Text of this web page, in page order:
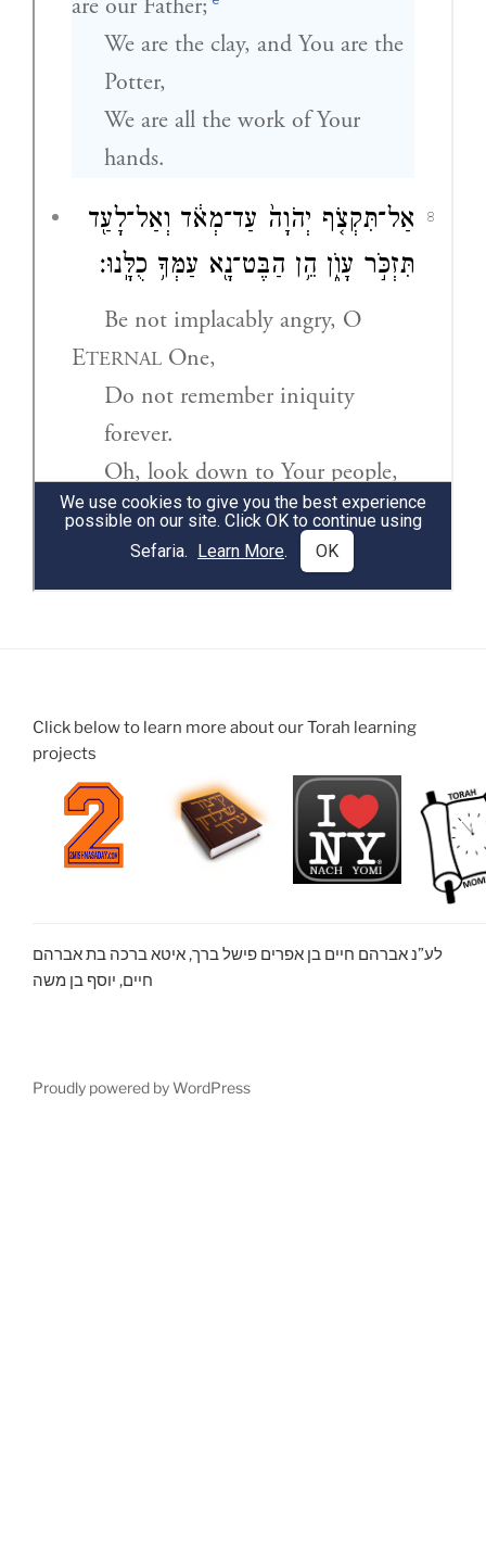
Click below to learn more about our Torah learning
projects
לע”נ אברהם חיים בן אפרים פישל ברך, איטא ברכה בת אברהם
חיים, יוסף בן משה
Proudly powered by WordPress